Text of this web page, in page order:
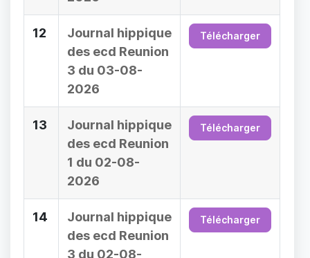
12
Journal hippique
des ecd Reunion
3 du 03-08-
2026
Télécharger
13
Journal hippique
des ecd Reunion
1 du 02-08-
2026
Télécharger
14
Journal hippique
des ecd Reunion
3 du 02-08-
Télécharger